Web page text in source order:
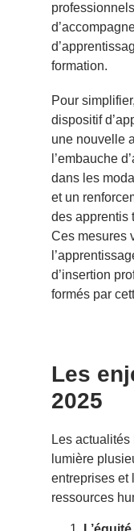
formation.
Pour
dispositif
une nouvelle
l’embauche
dans les
et un
des apprentis
Ces mesures
d’insertion
formés par
Les
2025
Les
lumière
entreprises et
ressources